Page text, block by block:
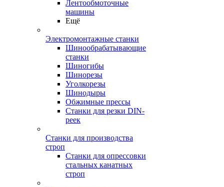
Лентообмоточные
машины
Ещё
Электромонтажные станки
Шинообрабатывающие
станки
Шиногибы
Шинорезы
Уголкорезы
Шинодыры
Обжимные прессы
Станки для резки DIN-
реек
Станки для производства
строп
Станки для опрессовки
стальных канатных
строп